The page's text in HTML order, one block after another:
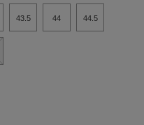
43.5 44 44.5